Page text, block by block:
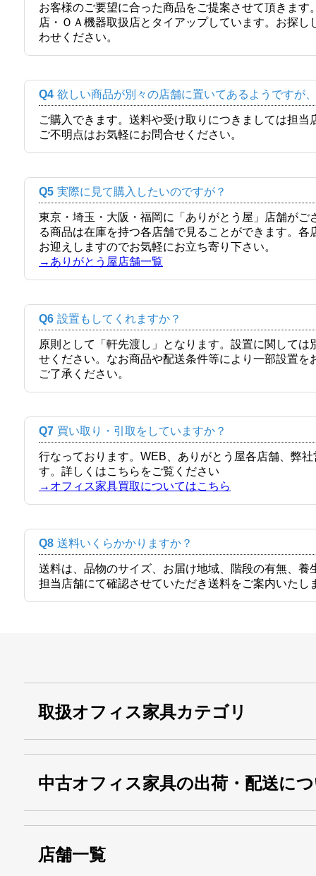
お客様のご要望に合った商品をご提案させて頂きま
店・ＯＡ機器取扱店とタイアップしています。お探
わせください。
Q4 欲しい商品が別々の店舗に置いてあるようですが
ご購入できます。送料や受け取りにつきましては担
ご不明点はお気軽にお問合せください。
Q5 実際に見て購入したいのですが？
東京・埼玉・大阪・福岡に「ありがとう屋」店舗が
る商品は在庫を持つ各店舗で見ることができます。
お迎えしますのでお気軽にお立ち寄り下さい。
→ありがとう屋店舗一覧
Q6 設置もしてくれますか？
原則として「軒先渡し」となります。設置に関して
せください。なお商品や配送条件等により一部設置
ご了承ください。
Q7 買い取り・引取をしていますか？
行なっております。WEB、ありがとう屋各店舗、弊
す。詳しくはこちらをご覧ください
→オフィス家具買取についてはこちら
Q8 送料いくらかかりますか？
送料は、品物のサイズ、お届け地域、階段の有無、
担当店舗にて確認させていただき送料をご案内いたし
取扱オフィス家具カテゴリ
中古オフィス家具の出荷・配送に
店舗一覧